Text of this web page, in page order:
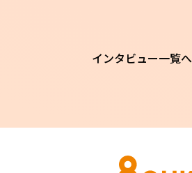
インタビュー一覧へ